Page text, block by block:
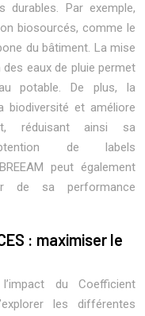
durables. Par exemple,
biosourcés, comme le
du bâtiment. La mise
eaux de pluie permet
potable. De plus, la
biodiversité et améliore
réduisant ainsi sa
de labels
peut également
de sa performance
: maximiser le
du Coefficient
les différentes